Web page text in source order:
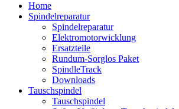
Home
Spindelreparatur
Spindelreparatur
Elektromotorwicklung
Ersatzteile
Rundum-Sorglos Paket
SpindleTrack
Downloads
Tauschspindel
Tauschspindel